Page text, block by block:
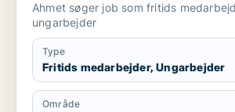
Ahmet søger job som fritids
ungarbejder
Type
Fritids medarbejder, Ungarbejder
Område